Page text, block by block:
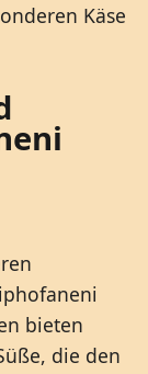
Käse
bieten
die den